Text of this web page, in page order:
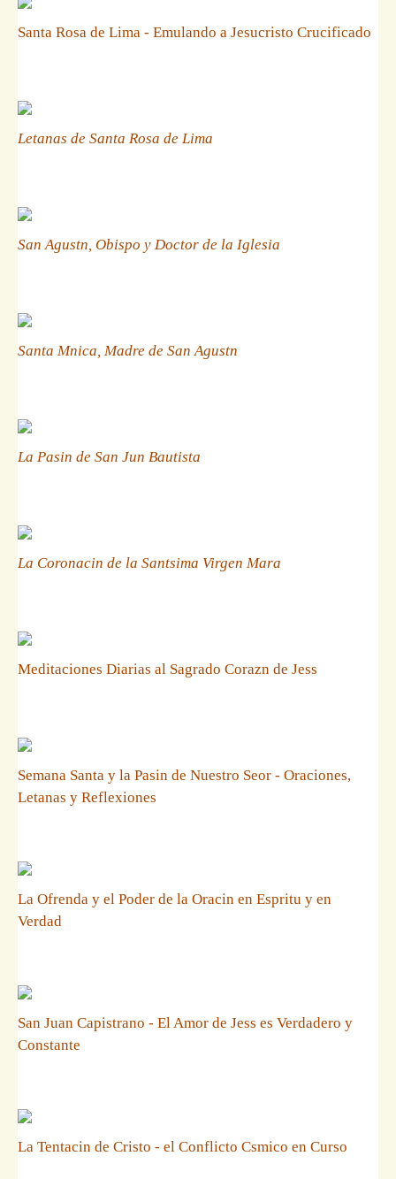
Santa Rosa de Lima - Emulando a Jesucristo Crucificado
Letanas de Santa Rosa de Lima
San Agustn, Obispo y Doctor de la Iglesia
Santa Mnica, Madre de San Agustn
La Pasin de San Jun Bautista
La Coronacin de la Santsima Virgen Mara
Meditaciones Diarias al Sagrado Corazn de Jess
Semana Santa y la Pasin de Nuestro Seor - Oraciones,
Letanas y Reflexiones
La Ofrenda y el Poder de la Oracin en Espritu y en
Verdad
San Juan Capistrano - El Amor de Jess es Verdadero y
Constante
La Tentacin de Cristo - el Conflicto Csmico en Curso